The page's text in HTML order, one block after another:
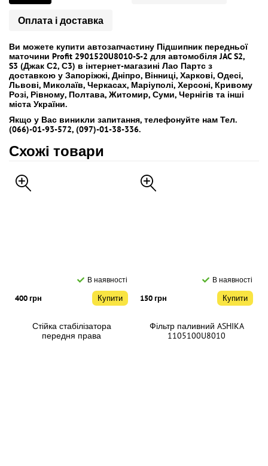
Оплата і доставка
Ви можете купити автозапчастину Підшипник передньої
маточини Profit 2901520U8010-S-2 для автомобіля JAC S2,
S3 (Джак С2, С3) в інтернет-магазині Лао Партс з
доставкою у Запоріжжі, Дніпро, Вінниці, Харкові, Одесі,
Львові, Миколаїв, Черкасах, Маріуполі, Херсоні, Кривому
Розі, Рівному, Полтава, Житомир, Суми, Чернігів та інші
міста України.
Якщо у Вас виникли запитання, телефонуйте нам Тел.
(066)-01-93-572, (097)-01-38-336.
Схожі товари
В наявності
400 грн Купити
Стійка стабілізатора
передня права
В наявності
150 грн Купити
Фільтр паливний ASHIKA
1105100U8010